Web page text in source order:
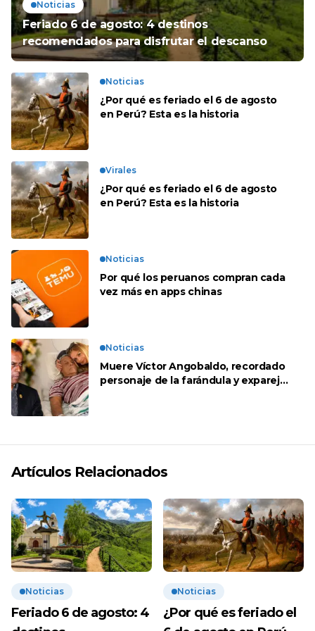
Noticias
Feriado 6 de agosto: 4 destinos
recomendados para disfrutar el descanso
Noticias
¿Por qué es feriado el 6 de agosto
en Perú? Esta es la historia
Virales
¿Por qué es feriado el 6 de agosto
en Perú? Esta es la historia
Noticias
Por qué los peruanos compran cada
vez más en apps chinas
Noticias
Muere Víctor Angobaldo, recordado
personaje de la farándula y expareja
Artículos Relacionados
Noticias
Feriado 6 de agosto: 4
Noticias
¿Por qué es feriado el